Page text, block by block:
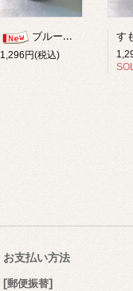
ブルーベリー柚子ジャム
1,296円(税込)
お支払い方法
[郵便振替]